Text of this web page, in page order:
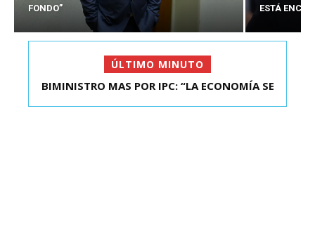
FONDO”
ESTÁ
ÚLTIMO MINUTO
KAST SE REUNIÓ CON EL PRESIDENTE ELECTO DE
BIMINISTRO MAS POR IPC: “LA ECONOMÍA SE